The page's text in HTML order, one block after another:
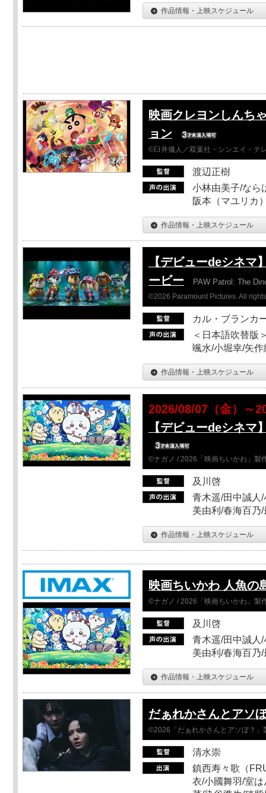
作品情報・上映スケジュール
映画クレヨンしんち
ョン
©臼井儀人／双葉社・シンエイ・テ
渡辺正樹
小林由美子/なら
阪本（マユリカ
作品情報・上映スケジュール
【デビューdeシネマ
ービー
PAW Patrol: The
©2026 Paramount Pictures. All
カル・ブランカ
＜日本語吹替版
颯水/小堀幸/矢作
作品情報・上映スケジュール
2026/08/07（金）～
【デビューdeシネマ
©ナガノ / 2026「映画ちいかわ」製
及川啓
青木遥/田中誠人
美由利/春海百乃
作品情報・上映スケジュール
映画ちいかわ 人魚の
©ナガノ / 2026「映画ちいかわ」製
及川啓
青木遥/田中誠人
美由利/春海百乃
作品情報・上映スケジュール
だぁれかさんとアソ
©2026「だぁれかさんとアソぼ？」
清水崇
鎮西寿々歌（
衣/小國舞羽/室